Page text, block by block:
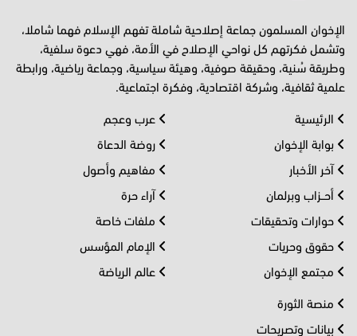
الإخوان المسلمون جماعة إصلاحية شاملة تفهم الإسلام فهما شاملا،
وتشمل فكرتهم كل نواحي الإصلاح في الأمة، فهي دعوة سلفية،
وطريقة سُنية، وحقيقة صوفية، وهيئة سياسية، وجماعة رياضية، ورابطة
علمية ثقافية، وشركة اقتصادية، وفكرة اجتماعية.
الرئيسية
بوابة الإخوان
آخر الأخبار
أحــزاب وبرلمان
حوارات وتحقيقات
حقوق وحريات
مجتمع الإخوان
عرب وعجم
روضة الدعاة
مفاهيم وأصول
آراء حرة
ملفات خاصة
الإمام المؤسس
عالم الرياضة
منصة الثورة
بيانات وتصريحات